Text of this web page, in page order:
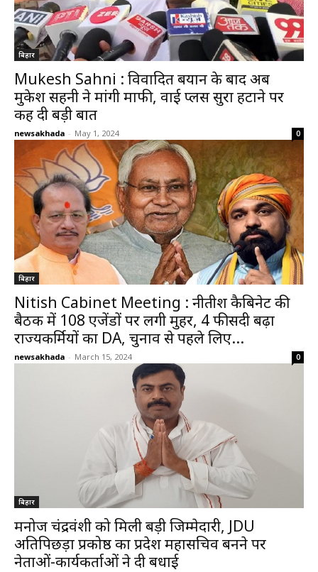
बिहार
Mukesh Sahni : विवादित बयान के बाद अब
मुकेश सहनी ने मांगी माफी, वाई प्लस सुरक्षा हटाने पर
कह दी बड़ी बात
newsakhada - May 1, 2024 0
बिहार
Nitish Cabinet Meeting : नीतीश कैबिनेट की
बैठक में 108 एजेंडों पर लगी मुहर, 4 फीसदी बढ़ा
राज्यकर्मियों का DA, चुनाव से पहले लिए...
newsakhada - March 15, 2024 0
बिहार
मनोज चंद्रवंशी को मिली बड़ी जिम्मेदारी, JDU
अतिपिछड़ा प्रकोष्ठ का प्रदेश महासचिव बनने पर
नेताओं-कार्यकर्ताओं ने दी बधाई